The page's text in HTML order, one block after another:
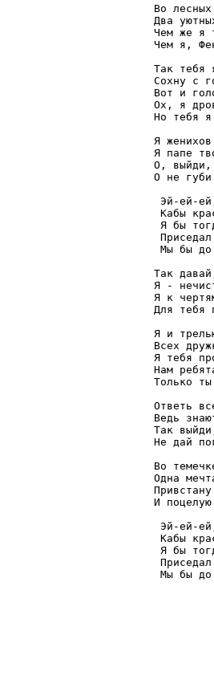
Во
Два
Чем же я
Чем я,
Так тебя
Сохну с
Вот и
Ох, я
Но тебя
Я
Я папе
О,
О не
Эй-ей-
Кабы
Я бы
Мы бы
Так
Я -
Я к
Для тебя
Я и
Всех
Я тебя
Нам
Только
Ответь
Ведь
Так
Не дай
Во
Одна
И
Эй-ей-
Кабы
Я бы
Мы бы